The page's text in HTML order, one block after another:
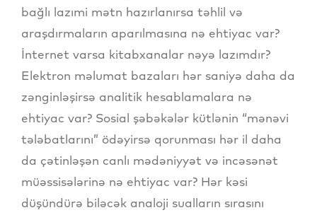
bağlı lazımi mətn hazırlanırsa təhlil və
araşdırmaların aparılmasına nə ehtiyac var?
İnternet varsa kitabxanalar nəyə lazımdır?
Elektron məlumat bazaları hər saniyə daha da
zənginləşirsə analitik hesablamalara nə
ehtiyac var? Sosial şəbəkələr kütlənin “mənəvi
tələbatlarını” ödəyirsə qorunması hər il daha
da çətinləşən canlı mədəniyyət və incəsənət
müəssisələrinə nə ehtiyac var? Hər kəsi
düşündürə biləcək analoji sualların sırasını